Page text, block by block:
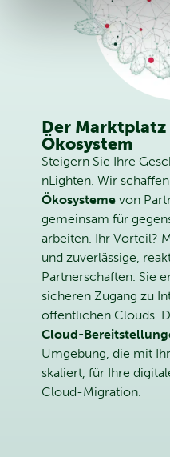
Der Marktplatz
Ökosystem
Steigern Sie Ihre
nLighten. Wir
Ökosysteme von
gemeinsam für
arbeiten. Ihr Vorteil?
und zuverlässige,
Partnerschaften. Sie
sicheren Zugang zu
öffentlichen Clouds.
Cloud-
Umgebung, die mit
skaliert, für Ihre
Cloud-Migration.